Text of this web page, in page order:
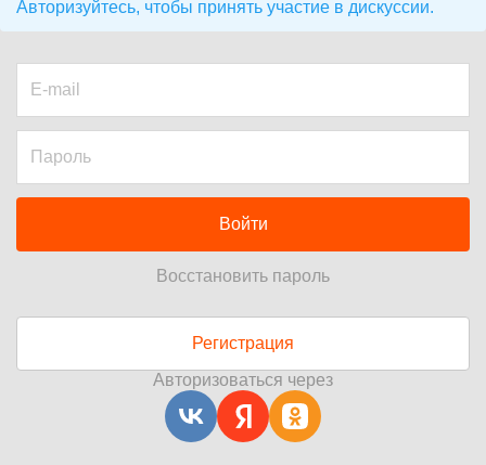
Авторизуйтесь, чтобы принять участие в дискуссии.
Войти
Восстановить пароль
Регистрация
Авторизоваться через